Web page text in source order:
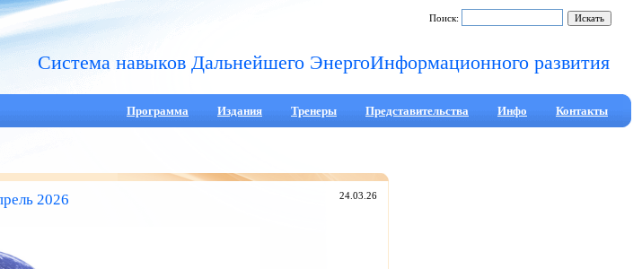
Поиск:
Система навыков Дальнейшего ЭнергоИнформационного развития
Контакты
Инфо
Представительства
Тренеры
Издания
Программа
2026 24.03.26